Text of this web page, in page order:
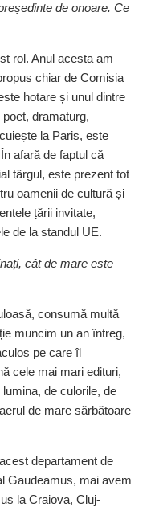
de onoare. Ce
rol. Anul acesta am
chiar de Comisia
hotare și unul dintre
dramaturg,
la Paris, este
afară de faptul că
târgul, este prezent tot
oamenii de cultură și
țării invitate,
de la standul UE.
cât de mare este
consumă multă
muncim un an întreg,
pe care îl
cele mai mari edituri,
de culorile, de
de mare sărbătoare
departament de
Gaudeamus, mai avem
la Craiova, Cluj-